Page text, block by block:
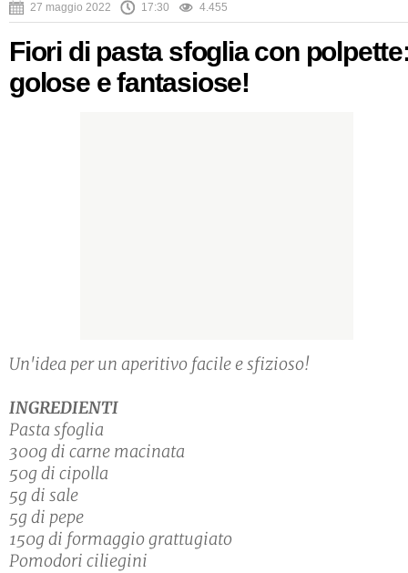
27 maggio 2022 17:30 4.455
Fiori di pasta sfoglia con
golose e fantasiose!
Un'idea per un aperitivo facile e sfizioso!
INGREDIENTI
Pasta sfoglia
300g di carne macinata
50g di cipolla
5g di sale
5g di pepe
150g di formaggio grattugiato
Pomodori ciliegini